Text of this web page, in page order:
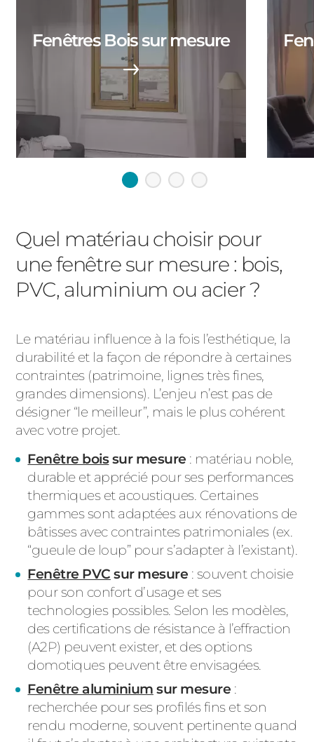
Fenêtres Bois sur mesure
Quel matériau choisir pour
une fenêtre sur mesure : bois,
PVC, aluminium ou acier ?
Le matériau influence à la fois l’esthétique, la
durabilité et la façon de répondre à certaines
contraintes (patrimoine, lignes très fines,
grandes dimensions). L’enjeu n’est pas de
désigner “le meilleur”, mais le plus cohérent
avec votre projet.
Fenêtre boissur mesure : matériau noble,
durable et apprécié pour ses performances
thermiques et acoustiques. Certaines
gammes sont adaptées aux rénovations de
bâtisses avec contraintes patrimoniales (ex.
“gueule de loup” pour s’adapter à l’existant).
Fenêtre PVC sur mesure : souvent choisie
pour son confort d’usage et ses
technologies possibles. Selon les modèles,
des certifications de résistance à l’effraction
(A2P) peuvent exister, et des options
domotiques peuvent être envisagées.
Fenêtre aluminium sur mesure :
recherchée pour ses profilés fins et son
rendu moderne, souvent pertinente quand